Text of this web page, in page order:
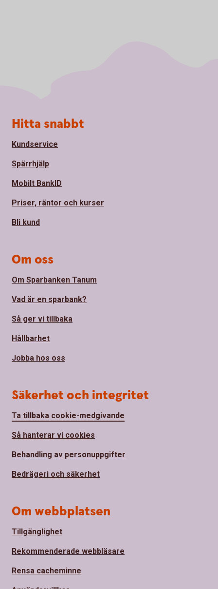
Sidfot
Hitta snabbt
Kundservice
Spärrhjälp
Mobilt BankID
Priser, räntor och kurser
Bli kund
Om oss
Om Sparbanken Tanum
Vad är en sparbank?
Så ger vi tillbaka
Hållbarhet
Jobba hos oss
Säkerhet och integritet
Ta tillbaka cookie-medgivande
Så hanterar vi cookies
Behandling av personuppgifter
Bedrägeri och säkerhet
Om webbplatsen
Tillgänglighet
Rekommenderade webbläsare
Rensa cacheminne